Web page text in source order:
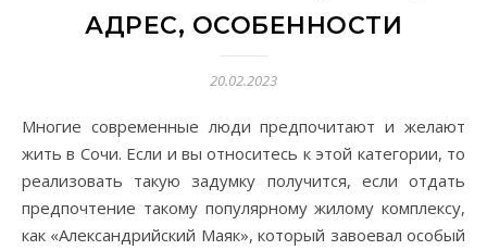
АДРЕС, ОСОБЕННОСТИ
20.02.2023
Многие современные люди предпочитают и желают
жить в Сочи. Если и вы относитесь к этой категории, то
реализовать такую задумку получится, если отдать
предпочтение такому популярному жилому комплексу,
как «Александрийский Маяк», который завоевал особый